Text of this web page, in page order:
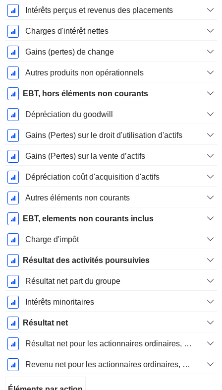
Intérêts perçus et revenus des placements
Charges d'intérêt nettes
Gains (pertes) de change
Autres produits non opérationnels
EBT, hors éléments non courants
Dépréciation du goodwill
Gains (Pertes) sur le droit d'utilisation d'actifs
Gains (Pertes) sur la vente d’actifs
Dépréciation coût d'acquisition d'actifs
Autres éléments non courants
EBT, elements non courants inclus
Charge d'impôt
Résultat des activités poursuivies
Résultat net part du groupe
Intérêts minoritaires
Résultat net
Résultat net pour les actionnaires ordinaires, éléments exceptionnels inclus.
Revenu net pour les actionnaires ordinaires, hors éléments exceptionnelsRésultat net pour les actionnaires ordinaires, éléments exceptionnels exclus.